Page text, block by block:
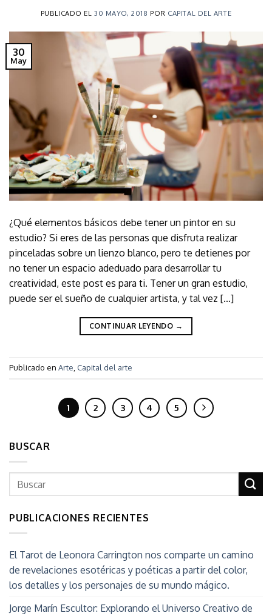
PUBLICADO EL30 MAYO, 2018 POR CAPITAL DEL ARTE
30
May
¿Qué elementos básicos debe tener un pintor en su
estudio? Si eres de las personas que disfruta realizar
pinceladas sobre un lienzo blanco, pero te detienes por
no tener un espacio adeduado para desarrollar tu
creatividad, este post es para ti. Tener un gran estudio,
puede ser el sueño de cualquier artista, y tal vez […]
CONTINUAR LEYENDO →
Publicado en Arte Capital del arte
1 2 3 4 5
BUSCAR
PUBLICACIONES RECIENTES
El Tarot de Leonora Carrington nos comparte un camino
de revelaciones esotéricas y poéticas a partir del color,
los detalles y los personajes de su mundo mágico.
Jorge Marín Escultor: Explorando el Universo Creativo de